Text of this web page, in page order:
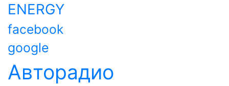
ENERGY
facebook
google
Авторадио